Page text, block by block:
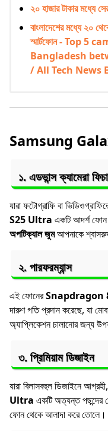
২০ হাজার টাকার মধ্যে
বাংলাদেশের মধ্যে ২০
স্মার্টফোন - Top 5
Bangladesh
/ All Tech News
Samsung
১. এডভান্স ক্যামেরা
যারা ফটোগ্রাফি বা
S25 Ultra একটি আদর্শ
অপটিক্যাল জুমআপনাকে
২. পারফরম্যান্স
এই ফোনেরSnapdragon
দারুণ গতি প্রদান করেছে, যা
অ্যাপ্লিকেশন চালানোর জন্য
৩. প্রিমিয়াম ডিজাইন
যারা বিলাসবহুল ডিজাইনে
Ultra একটি অত্যন্ত পছন্দের
ফোন থেকে আলাদা করে তোলে।